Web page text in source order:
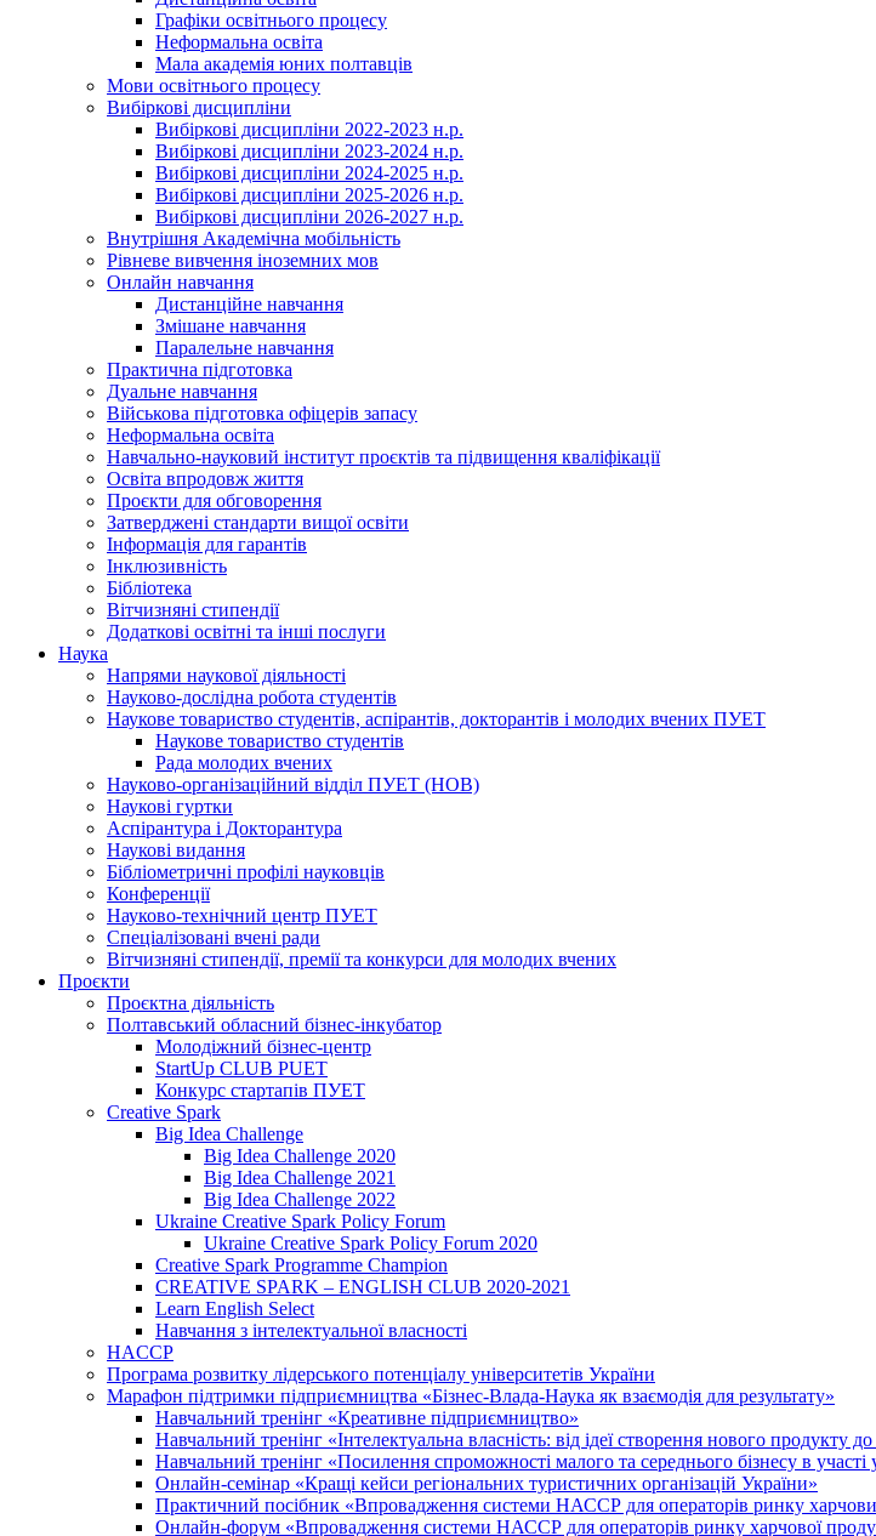
Графіки освітнього процесу
Неформальна освіта
Мала академія юних полтавців
Мови освітнього процесу
Вибіркові дисципліни
Вибіркові дисципліни 2022-2023 н.р.
Вибіркові дисципліни 2023-2024 н.р.
Вибіркові дисципліни 2024-2025 н.р.
Вибіркові дисципліни 2025-2026 н.р.
Вибіркові дисципліни 2026-2027 н.р.
Внутрішня Академічна мобільність
Рівневе вивчення іноземних мов
Онлайн навчання
Дистанційне навчання
Змішане навчання
Паралельне навчання
Практична підготовка
Дуальне навчання
Військова підготовка офіцерів запасу
Неформальна освіта
Навчально-науковий інститут проєктів та підвищення кваліфікації
Освіта впродовж життя
Проєкти для обговорення
Затверджені стандарти вищої освіти
Інформація для гарантів
Інклюзивність
Бібліотека
Вітчизняні стипендії
Додаткові освітні та інші послуги
Наука
Напрями наукової діяльності
Науково-дослідна робота студентів
Наукове товариство студентів, аспірантів, докторантів і молодих вчених ПУЕТ
Наукове товариство студентів
Рада молодих вчених
Науково-організаційний відділ ПУЕТ (НОВ)
Наукові гуртки
Аспірантура і Докторантура
Наукові видання
Бібліометричні профілі науковців
Конференції
Науково-технічний центр ПУЕТ
Спеціалізовані вчені ради
Вітчизняні стипендії, премії та конкурси для молодих вчених
Проєкти
Проєктна діяльність
Полтавський обласний бізнес-інкубатор
Молодіжний бізнес-центр
StartUp CLUB PUET
Конкурс стартапів ПУЕТ
Creative Spark
Big Idea Challenge
Big Idea Challenge 2020
Big Idea Challenge 2021
Big Idea Challenge 2022
Ukraine Creative Spark Policy Forum
Ukraine Creative Spark Policy Forum 2020
Creative Spark Programme Champion
CREATIVE SPARK – ENGLISH CLUB 2020-2021
Learn English Select
Навчання з інтелектуальної власності
HACCP
Програма розвитку лідерського потенціалу університетів України
Марафон підтримки підприємництва «Бізнес-Влада-Наука як взаємодія для результату»
Навчальний тренінг «Креативне підприємництво»
Навчальний тренінг «Інтелектуальна власність: від ідеї створення нового продукту до
Навчальний тренінг «Посилення спроможності малого та середнього бізнесу в участі
Онлайн-семінар «Кращі кейси регіональних туристичних організацій України»
Практичний посібник «Впровадження системи НАССР для операторів ринку
Онлайн-форум «Впровадження системи НАССР для операторів ринку харчової